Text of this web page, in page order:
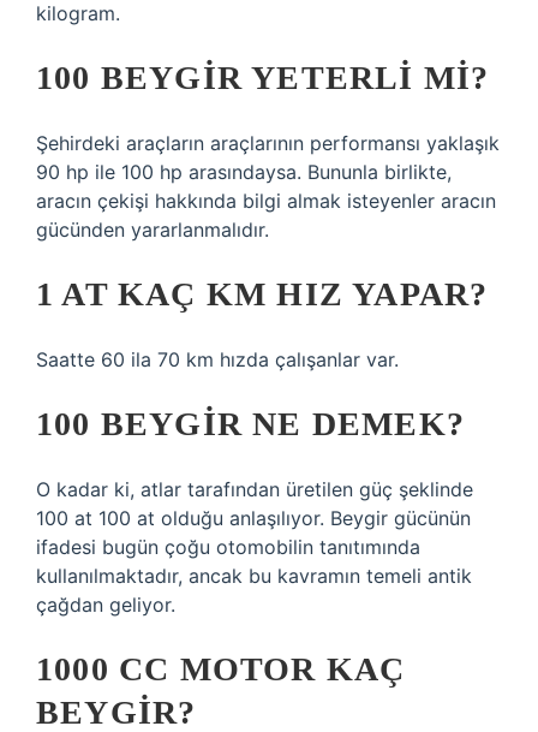
kilogram.
100 BEYGIR YETERLI MI?
Şehirdeki araçların araçlarının performansı yaklaşık
90 hp ile 100 hp arasındaysa. Bununla birlikte,
aracın çekişi hakkında bilgi almak isteyenler aracın
gücünden yararlanmalıdır.
1 AT KAÇ KM HIZ YAPAR?
Saatte 60 ila 70 km hızda çalışanlar var.
100 BEYGIR NE DEMEK?
O kadar ki, atlar tarafından üretilen güç şeklinde
100 at 100 at olduğu anlaşılıyor. Beygir gücünün
ifadesi bugün çoğu otomobilin tanıtımında
kullanılmaktadır, ancak bu kavramın temeli antik
çağdan geliyor.
1000 CC MOTOR KAÇ
BEYGIR?